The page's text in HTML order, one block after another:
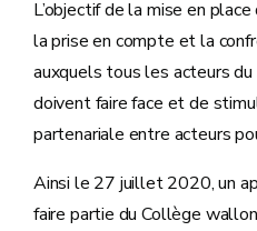
L’objectif de la mise en
la prise en compte et la
auxquels tous les acteurs
doivent faire face et de
partenariale entre acteurs
Ainsi le 27 juillet 2020, un
faire partie du Collège